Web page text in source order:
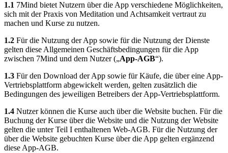
1.1 7Mind bietet Nutzern über die App verschiedene Möglichkeiten,
sich mit der Praxis von Meditation und Achtsamkeit vertraut zu
machen und Kurse zu nutzen.
1.2 Für die Nutzung der App sowie für die Nutzung der Dienste
gelten diese Allgemeinen Geschäftsbedingungen für die App
zwischen 7Mind und dem Nutzer („App-AGB“).
1.3 Für den Download der App sowie für Käufe, die über eine App-
Vertriebsplattform abgewickelt werden, gelten zusätzlich die
Bedingungen des jeweiligen Betreibers der App-Vertriebsplattform.
1.4 Nutzer können die Kurse auch über die Website buchen. Für die
Buchung der Kurse über die Website und die Nutzung der Website
gelten die unter Teil I enthaltenen Web-AGB. Für die Nutzung der
über die Website gebuchten Kurse über die App gelten ergänzend
diese App-AGB.